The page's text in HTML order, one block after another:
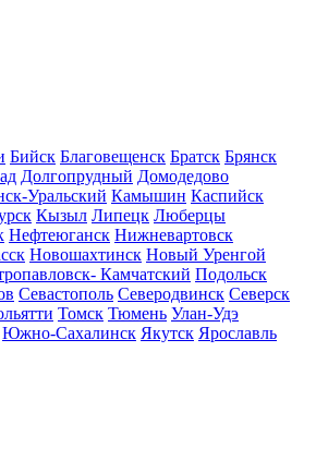
Бийск Благовещенск Братск Брянск
Долгопрудный Домодедово
Уральский Камышин Каспийск
Кызыл Липецк Люберцы
Нефтеюганск Нижневартовск
Новошахтинск Новый Уренгой
Камчатский Подольск
Севастополь Северодвинск Северск
Томск Тюмень Улан-Удэ
Южно-Сахалинск Якутск Ярославль